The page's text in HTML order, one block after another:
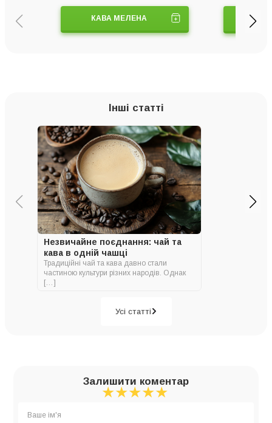
КАВА МЕЛЕНА
Інші статті
Незвичайне поєднання: чай та
кава в одній чашці
Традиційні чай та кава давно стали
частиною культури різних народів. Однак
[…]
Усі статті
Залишити коментар
★
★★
★★★
★★★★
★★★★★